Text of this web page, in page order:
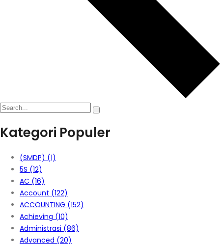
Kategori Populer
(SMDP) (1)
5S (12)
AC (16)
Account (122)
ACCOUNTING (152)
Achieving (10)
Administrasi (86)
Advanced (20)